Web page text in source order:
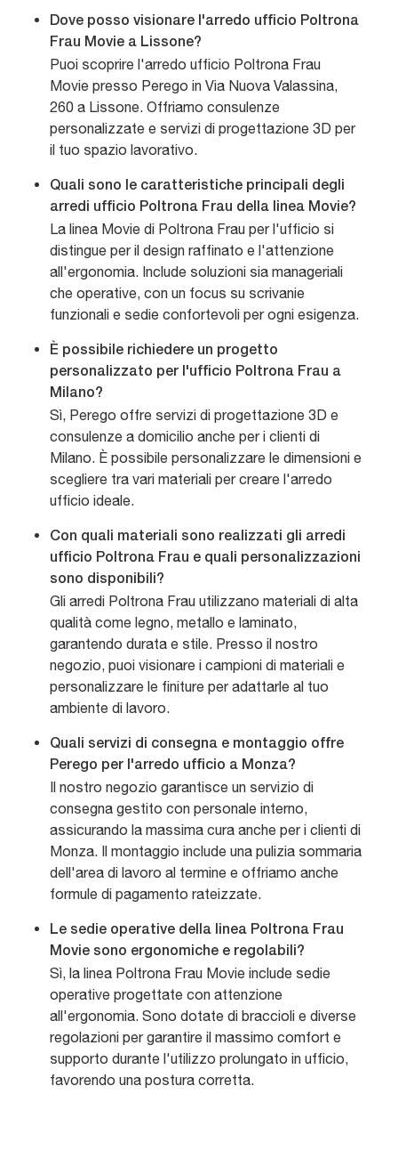
Dove posso visionare l'arredo ufficio Poltrona
Frau Movie a Lissone?
Puoi scoprire l'arredo ufficio Poltrona Frau
Movie presso Perego in Via Nuova Valassina,
260 a Lissone. Offriamo consulenze
personalizzate e servizi di progettazione 3D per
il tuo spazio lavorativo.
Quali sono le caratteristiche principali degli
arredi ufficio Poltrona Frau della linea Movie?
La linea Movie di Poltrona Frau per l'ufficio si
distingue per il design raffinato e l'attenzione
all'ergonomia. Include soluzioni sia manageriali
che operative, con un focus su scrivanie
funzionali e sedie confortevoli per ogni esigenza.
È possibile richiedere un progetto
personalizzato per l'ufficio Poltrona Frau a
Milano?
Sì, Perego offre servizi di progettazione 3D e
consulenze a domicilio anche per i clienti di
Milano. È possibile personalizzare le dimensioni e
scegliere tra vari materiali per creare l'arredo
ufficio ideale.
Con quali materiali sono realizzati gli arredi
ufficio Poltrona Frau e quali personalizzazioni
sono disponibili?
Gli arredi Poltrona Frau utilizzano materiali di alta
qualità come legno, metallo e laminato,
garantendo durata e stile. Presso il nostro
negozio, puoi visionare i campioni di materiali e
personalizzare le finiture per adattarle al tuo
ambiente di lavoro.
Quali servizi di consegna e montaggio offre
Perego per l'arredo ufficio a Monza?
Il nostro negozio garantisce un servizio di
consegna gestito con personale interno,
assicurando la massima cura anche per i clienti di
Monza. Il montaggio include una pulizia sommaria
dell'area di lavoro al termine e offriamo anche
formule di pagamento rateizzate.
Le sedie operative della linea Poltrona Frau
Movie sono ergonomiche e regolabili?
Sì, la linea Poltrona Frau Movie include sedie
operative progettate con attenzione
all'ergonomia. Sono dotate di braccioli e diverse
regolazioni per garantire il massimo comfort e
supporto durante l'utilizzo prolungato in ufficio,
favorendo una postura corretta.